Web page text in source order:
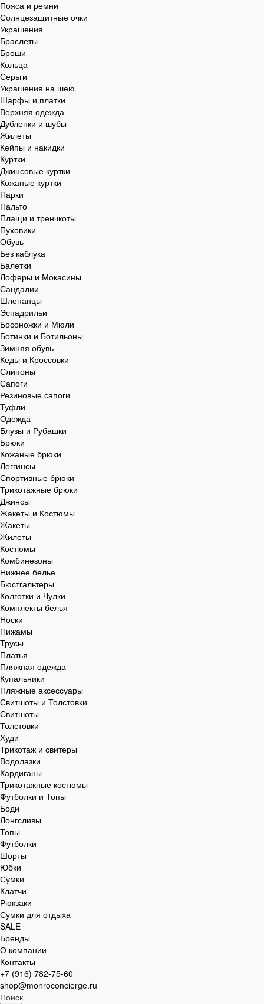
Пояса и ремни
Солнцезащитные очки
Украшения
Браслеты
Броши
Кольца
Серьги
Украшения на шею
Шарфы и платки
Верхняя одежда
Дубленки и шубы
Жилеты
Кейпы и накидки
Куртки
Джинсовые куртки
Кожаные куртки
Парки
Пальто
Плащи и тренчкоты
Пуховики
Обувь
Без каблука
Балетки
Лоферы и Мокасины
Сандалии
Шлепанцы
Эспадрильи
Босоножки и Мюли
Ботинки и Ботильоны
Зимняя обувь
Кеды и Кроссовки
Слипоны
Сапоги
Резиновые сапоги
Туфли
Одежда
Блузы и Рубашки
Брюки
Кожаные брюки
Леггинсы
Спортивные брюки
Трикотажные брюки
Джинсы
Жакеты и Костюмы
Жакеты
Жилеты
Костюмы
Комбинезоны
Нижнее белье
Бюстгальтеры
Колготки и Чулки
Комплекты белья
Носки
Пижамы
Трусы
Платья
Пляжная одежда
Купальники
Пляжные аксессуары
Свитшоты и Толстовки
Свитшоты
Толстовки
Худи
Трикотаж и свитеры
Водолазки
Кардиганы
Трикотажные костюмы
Футболки и Топы
Боди
Лонгсливы
Топы
Футболки
Шорты
Юбки
Сумки
Клатчи
Рюкзаки
Сумки для отдыха
SALE
Бренды
О компании
Контакты
+7 (916) 782-75-60
shop@monroconcierge.ru
Поиск